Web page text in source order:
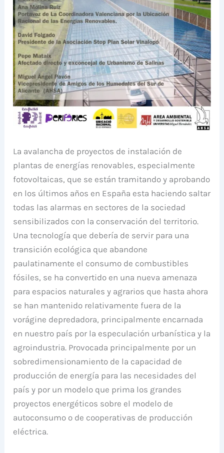
La avalancha de proyectos de instalación de
plantas de energías renovables, especialmente
fotovoltaicas, que se están tramitando y aprobando
en los últimos años en España esta haciendo saltar
todas las alarmas en sectores de la sociedad
sensibilizados con la conservación del territorio.
Una tecnología que debería de servir para una
transición ecológica que abandone
paulatinamente el consumo de combustibles
fósiles, se ha convertido en una nueva amenaza
para espacios naturales y agrarios que hasta ahora
se han mantenido relativamente fuera de la
vorágine depredadora, principalmente encarnada
en nuestro país por la especulación urbanística y la
agroindustria. Provocada principalmente por un
sobredimensionamiento de la capacidad de
producción de energía para las necesidades del
país y por un modelo que prima los grandes
proyectos energéticos sobre el modelo de
autoconsumo o de cooperativas de producción
eléctrica.